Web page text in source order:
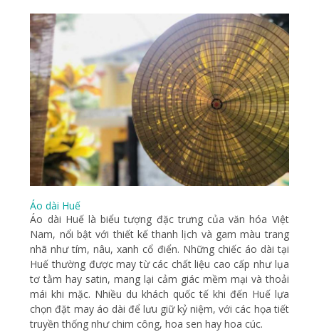
Áo dài Huế
Áo dài Huế là biểu tượng đặc trưng của văn hóa Việt
Nam, nổi bật với thiết kế thanh lịch và gam màu trang
nhã như tím, nâu, xanh cổ điển. Những chiếc áo dài tại
Huế thường được may từ các chất liệu cao cấp như lụa
tơ tằm hay satin, mang lại cảm giác mềm mại và thoải
mái khi mặc. Nhiều du khách quốc tế khi đến Huế lựa
chọn đặt may áo dài để lưu giữ kỷ niệm, với các họa tiết
truyền thống như chim công, hoa sen hay hoa cúc.